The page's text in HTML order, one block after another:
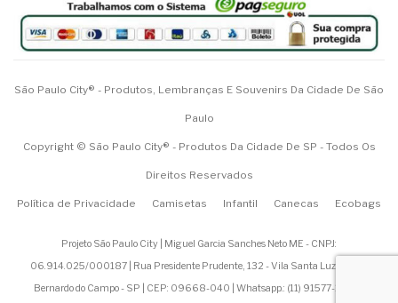
São Paulo City® - Produtos, Lembranças E Souvenirs Da Cidade De São
Paulo
Copyright © São Paulo City® - Produtos Da Cidade De SP - Todos Os
Direitos Reservados
Política de Privacidade Camisetas Infantil Canecas Ecobags
Projeto São Paulo City | Miguel Garcia Sanches Neto ME - CNPJ:
06.914.025/000187 | Rua Presidente Prudente, 132 - Vila Santa Luzia - São
Bernardo do Campo - SP | CEP: 09668-040 | Whatsapp.: (11) 91577-1200